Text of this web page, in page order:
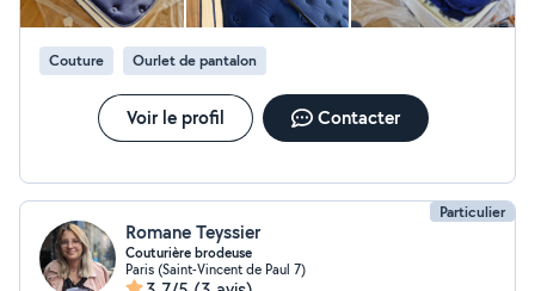
Couture Ourlet de pantalon
Voir le profil Contacter
Particulier
Romane Teyssier
Couturière brodeuse
Paris (Saint-Vincent de Paul 7)